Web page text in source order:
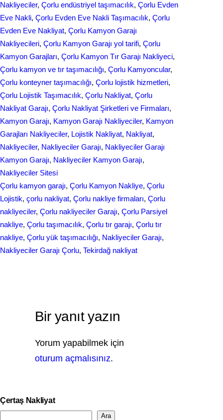
k n
Nakliyeciler, Çorlu endüstriyel taşımacılık, Çorlu Evden
Eve Nakli, Çorlu Evden Eve Nakli Taşımacılık, Çorlu
Evden Eve Nakliyat, Çorlu Kamyon Garajı
Nakliyecileri, Çorlu Kamyon Garajı yol tarifi, Çorlu
Kamyon Garajları, Çorlu Kamyon Tır Garajı Nakliyeci
Çorlu kamyon ve tır taşımacılığı, Çorlu Kamyoncular
Çorlu konteyner taşımacılığı, Çorlu lojistik hizmetleri
Çorlu Lojistik Taşımacılık, Çorlu Nakliyat, Çorlu
Nakliyat Garajı, Çorlu Nakliyat Şirketleri ve Firmaları
Kamyon Garajı, Kamyon Garajı Nakliyeciler, Kamyon
Garajları Nakliyeciler, Lojistik Nakliyat, Nakliyat
Nakliyeciler, Nakliyeciler Garajı, Nakliyeciler Garajı
Kamyon Garajı, Nakliyeciler Kamyon Garajı
Nakliyeciler Sitesi
Çorlu kamyon garajı, Çorlu Kamyon Nakliye, Çorlu
Lojistik, çorlu nakliyat, Çorlu nakliye firmaları, Çorlu
nakliyeciler, Çorlu nakliyeciler Garajı, Çorlu Parsiyel
nakliye, Çorlu taşımacılık, Çorlu tır garajı, Çorlu tır
nakliye, Çorlu yük taşımacılığı, Nakliyeciler Garajı
Nakliyeciler Garajı Çorlu, Tekirdağ nakliyat
Bir yanıt yazın
Yorum yapabilmek için
oturum açmalısınız.
Çertaş Nakliyat
Ara